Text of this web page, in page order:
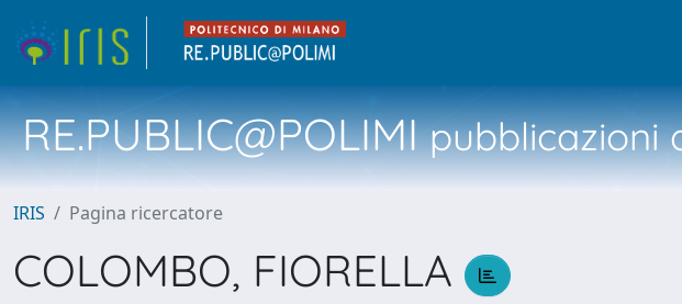
RE.PUBLIC@POLIMIpubblicazioni
IRIS Pagina ricercatore
COLOMBO, FIORELLA